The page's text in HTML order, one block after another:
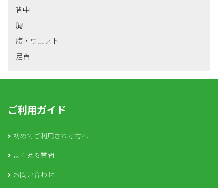
背中
胸
腹・ウエスト
足首
ご利用ガイド
初めてご利用される方へ
よくある質問
お問い合わせ